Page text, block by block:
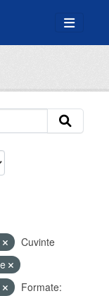
Cuvinte
Formate: